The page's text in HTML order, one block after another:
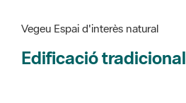
Vegeu Espai d'interès natural
Edificació tradicional